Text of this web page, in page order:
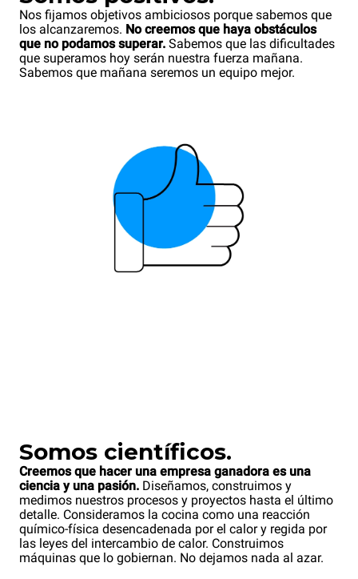
Nos fijamos objetivos ambiciosos porque sabemos que
los alcanzaremos. No creemos que haya obstáculos
que no podamos superar. Sabemos que las dificultades
que superamos hoy serán nuestra fuerza mañana.
Sabemos que mañana seremos un equipo mejor.
Somos científicos.
Creemos que hacer una empresa ganadora es una
ciencia y una pasión. Diseñamos, construimos y
medimos nuestros procesos y proyectos hasta el último
detalle. Consideramos la cocina como una reacción
químico-física desencadenada por el calor y regida por
las leyes del intercambio de calor. Construimos
máquinas que lo gobiernan. No dejamos nada al azar.